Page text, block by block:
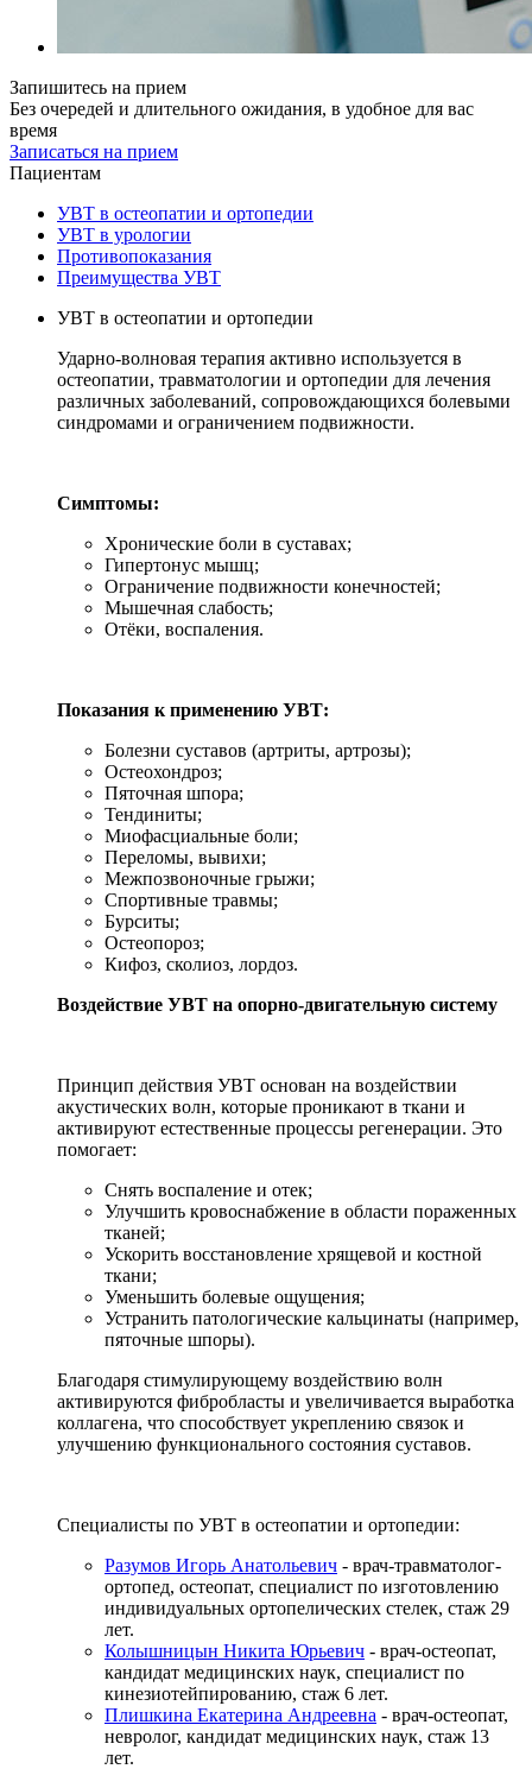
Запишитесь на прием
Без очередей и длительного ожидания, в удобное для вас
время
Записаться на прием
Пациентам
УВТ в остеопатии и ортопедии
УВТ в урологии
Противопоказания
Преимущества УВТ
УВТ в остеопатии и ортопедии
Ударно-волновая терапия активно используется в
остеопатии, травматологии и ортопедии для лечения
различных заболеваний, сопровождающихся болевыми
синдромами и ограничением подвижности.
Симптомы:
Хронические боли в суставах;
Гипертонус мышц;
Ограничение подвижности конечностей;
Мышечная слабость;
Отёки, воспаления.
Показания к применению УВТ:
Болезни суставов (артриты, артрозы);
Остеохондроз;
Пяточная шпора;
Тендиниты;
Миофасциальные боли;
Переломы, вывихи;
Межпозвоночные грыжи;
Спортивные травмы;
Бурситы;
Остеопороз;
Кифоз, сколиоз, лордоз.
Воздействие УВТ на опорно-двигательную систему
Принцип действия УВТ основан на воздействии
акустических волн, которые проникают в ткани и
активируют естественные процессы регенерации. Это
помогает:
Снять воспаление и отек;
Улучшить кровоснабжение в области пораженных
тканей;
Ускорить восстановление хрящевой и костной
ткани;
Уменьшить болевые ощущения;
Устранить патологические кальцинаты (например,
пяточные шпоры).
Благодаря стимулирующему воздействию волн
активируются фибробласты и увеличивается выработка
коллагена, что способствует укреплению связок и
улучшению функционального состояния суставов.
Специалисты по УВТ в остеопатии и ортопедии:
Разумов Игорь Анатольевич - врач-травматолог-
ортопед, остеопат, специалист по изготовлению
индивидуальных ортопелических стелек, стаж 29
лет.
Колышницын Никита Юрьевич - врач-остеопат,
кандидат медицинских наук, специалист по
кинезиотейпированию, стаж 6 лет.
Плишкина Екатерина Андреевна - врач-остеопат,
невролог, кандидат медицинских наук, стаж 13
лет.